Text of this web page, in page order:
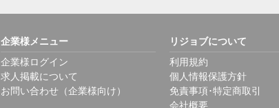
企業様メニュー
企業様ログイン
求人掲載について
お問い合わせ（企業様向け）
リジョブについて
利用規約
個人情報保護方針
免責事項･特定商取引
会社概要